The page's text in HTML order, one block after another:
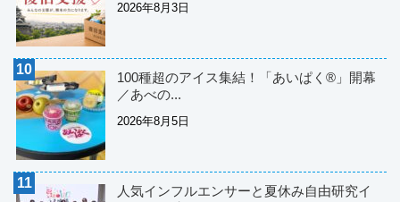
2026年8月3日
100種超のアイス集結！「あいぱく®」開幕
／あべの...
2026年8月5日
人気インフルエンサーと夏休み自由研究イ